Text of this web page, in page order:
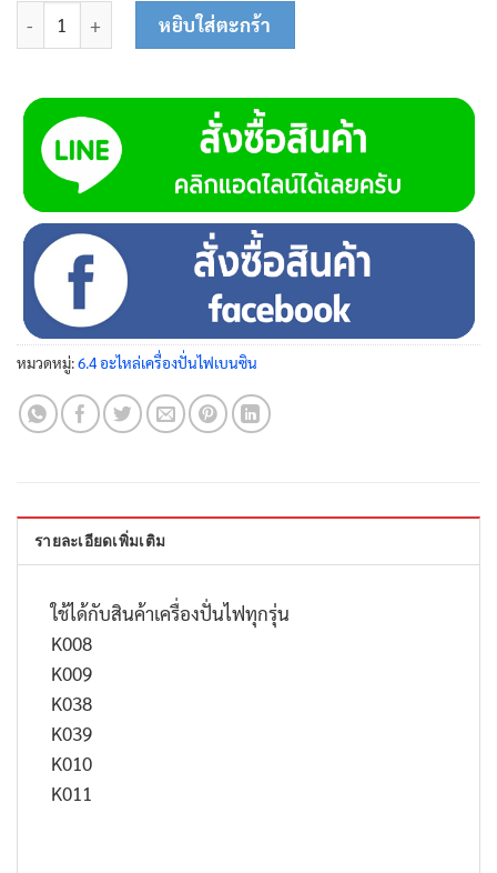
จำนวน แปลงถ่าน 08-0208 ชิ้น
หยิบใส่ตะกร้า
หมวดหมู่:6.4 อะไหล่เครื่องปั่นไฟเบนซิน
รายละเอียดเพิ่มเติม
ใช้ได้กับสินค้าเครื่องปั่นไฟทุกรุ่น
K008
K009
K038
K039
K010
K011